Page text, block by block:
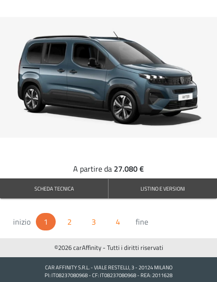
A partire da 27.080 €
SCHEDA TECNICA LISTINO E VERSIONI
inizio 1 (Corrente)
2 3 4 fine
©2026 carAffinity - Tutti i diritti riservati
CAR AFFINITY S.R.L. - VIALE RESTELLI, 3 - 20124 MILANO
PI: IT08237080968 - CF: IT08237080968 - REA: 2011628